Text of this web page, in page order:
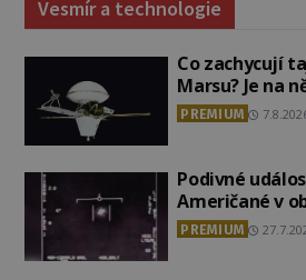
Vesmír a technologie
Co zachycují
Marsu? Je na
PREMIUM
Podivné
Američané v
PREMIUM